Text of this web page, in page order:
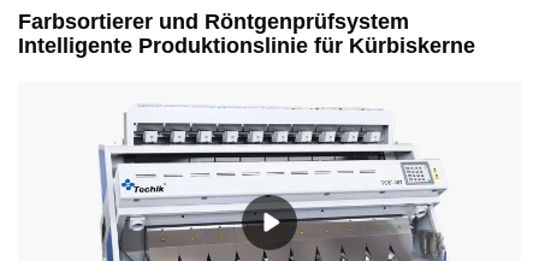
Farbsortierer und Röntgenprüfsystem
Intelligente Produktionslinie für Kürbiskerne